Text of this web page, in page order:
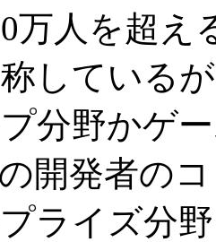
万人を超
している
分野かゲ
開発者の
ライズ分